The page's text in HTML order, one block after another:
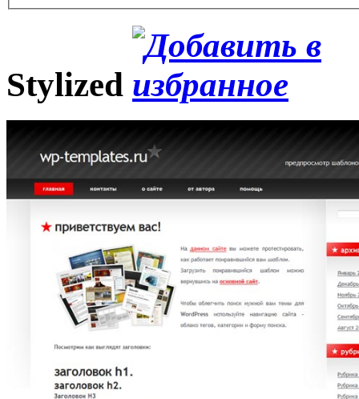
Stylized